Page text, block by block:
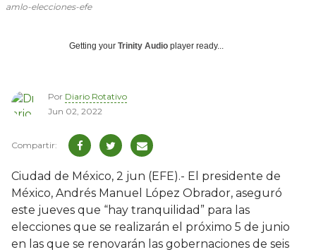
amlo-elecciones-efe
Getting your Trinity Audio player ready...
Por Diario Rotativo
Jun 02, 2022
Ciudad de México, 2 jun (EFE).- El presidente de
México, Andrés Manuel López Obrador, aseguró
este jueves que “hay tranquilidad” para las
elecciones que se realizarán el próximo 5 de junio
en las que se renovarán las gobernaciones de seis